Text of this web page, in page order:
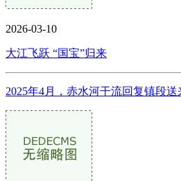
2026-03-10
大江飞跃 “国宝”归来
2025年4月，赤水河干流回复镇段